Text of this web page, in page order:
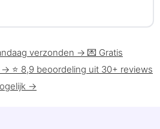
verzonden → 💌 Gratis
→ ⭐ 8,9 beoordeling uit 30+ reviews
→